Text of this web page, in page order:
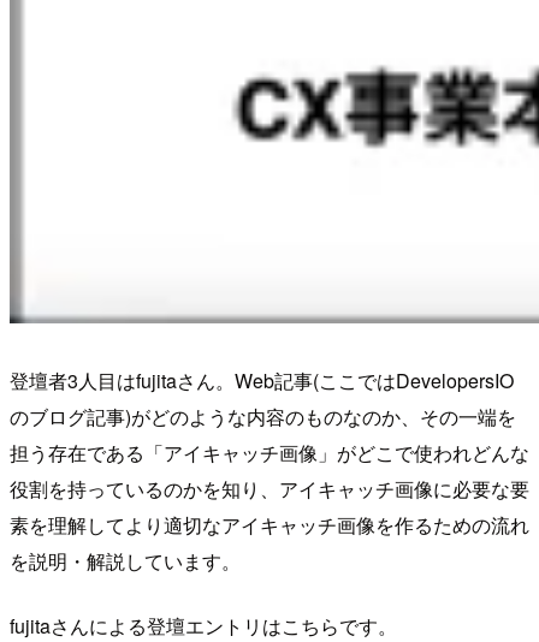
登壇者3人目はfujitaさん。Web記事(ここではDevelopersIO
のブログ記事)がどのような内容のものなのか、その一端を
担う存在である「アイキャッチ画像」がどこで使われどんな
役割を持っているのかを知り、アイキャッチ画像に必要な要
素を理解してより適切なアイキャッチ画像を作るための流れ
を説明・解説しています。
fujitaさんによる登壇エントリはこちらです。